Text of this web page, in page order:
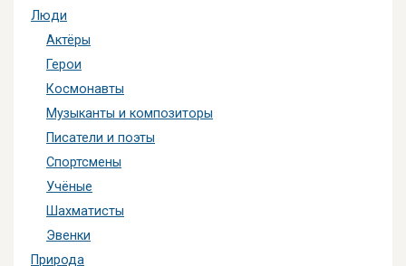
Люди
Актёры
Герои
Космонавты
Музыканты и композиторы
Писатели и поэты
Спортсмены
Учёные
Шахматисты
Эвенки
Природа